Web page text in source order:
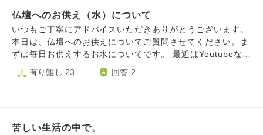
いお寺で父母と先祖供養をしてもらう予定です。それで問題
はないでしょうか。
生を歩みたいし、生きてる人間より死んでる人の魂の多い家
にいることが不気味と感じてしまいます。 家に置いておく
のは100歩譲っていいのですが、引き出しや押し入れにしま
って置いてもいいのでしょうか。 父親に生前月命日に仏壇
好き半分嫌いなので、微妙な気持ちです。 魂抜きをすると
仏壇へのお供え（水）について
いつもご丁寧にアドバイスいただきありがとうございます。
本日は、仏壇へのお供えについてご質問させてください。ま
ずは毎日お供えするお水についてです。 最近はYoutubeなど
で情報が溢れており、実際の真偽について知り、日々の行動
を改めたいと思っています。 １）朝一番にお供えするのは
りました。 例えば、午前中のうち、もしくは実際平日は仕
有り難し 23 回答 2
苦しい生活の中で。